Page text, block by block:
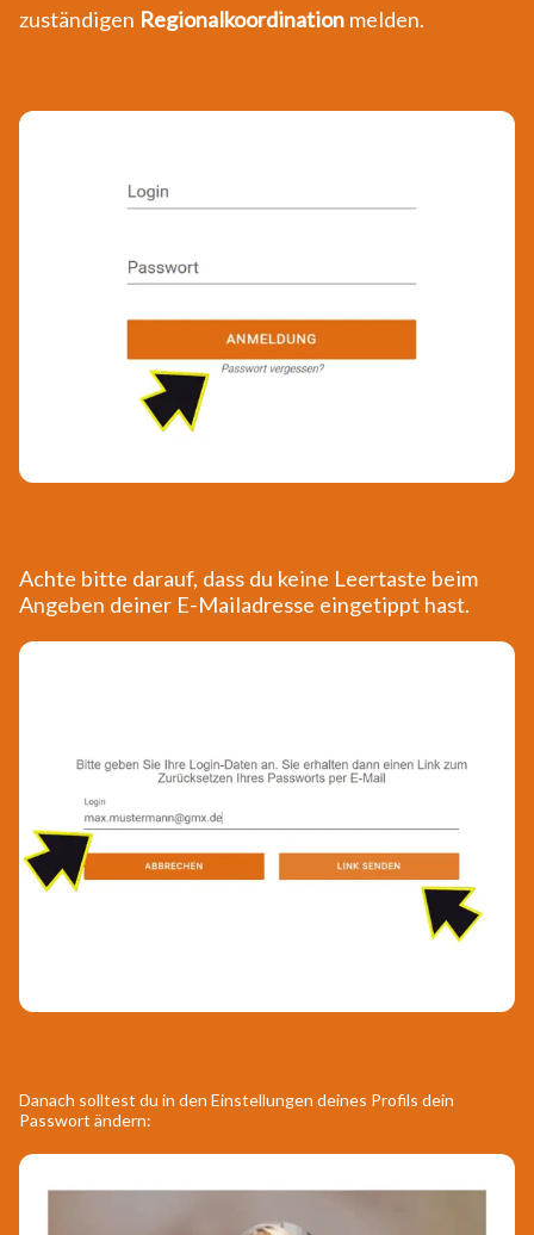
zuständigen Regionalkoordination melden.
Achte bitte darauf, dass du keine Leertaste beim
Angeben deiner E-Mailadresse eingetippt hast.
Danach solltest du in den Einstellungen deines Profils dein
Passwort ändern: